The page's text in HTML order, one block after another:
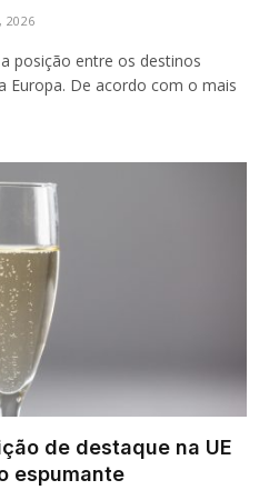
2026
posição entre os destinos
Europa. De acordo com o mais
de destaque na UE
espumante